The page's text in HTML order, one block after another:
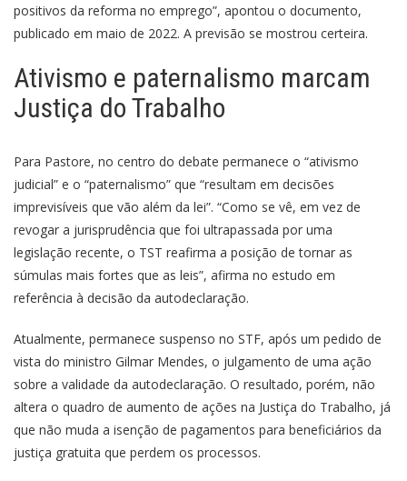
positivos da reforma no emprego”, apontou o documento,
publicado em maio de 2022. A previsão se mostrou certeira.
Ativismo e paternalismo marcam
Justiça do Trabalho
Para Pastore, no centro do debate permanece o “ativismo
judicial” e o “paternalismo” que “resultam em decisões
imprevisíveis que vão além da lei”. “Como se vê, em vez de
revogar a jurisprudência que foi ultrapassada por uma
legislação recente, o TST reafirma a posição de tornar as
súmulas mais fortes que as leis”, afirma no estudo em
referência à decisão da autodeclaração.
Atualmente, permanece suspenso no STF, após um pedido de
vista do ministro Gilmar Mendes, o julgamento de uma ação
sobre a validade da autodeclaração. O resultado, porém, não
altera o quadro de aumento de ações na Justiça do Trabalho, já
que não muda a isenção de pagamentos para beneficiários da
justiça gratuita que perdem os processos.